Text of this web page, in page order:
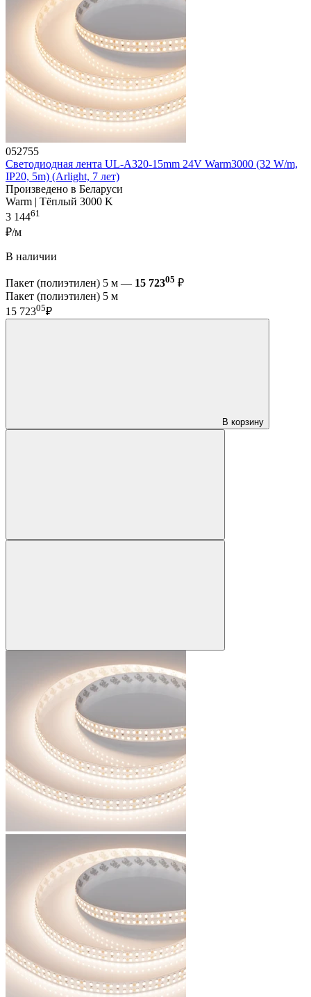
052755
Светодиодная лента UL-A320-15mm 24V Warm3000 (32 W/m,
IP20, 5m) (Arlight, 7 лет)
Произведено в Беларуси
Warm | Тёплый 3000 K
3 14461
₽/м
В наличии
Пакет (полиэтилен) 5 м — 15 72305 ₽
Пакет (полиэтилен) 5 м
15 72305₽
В корзину